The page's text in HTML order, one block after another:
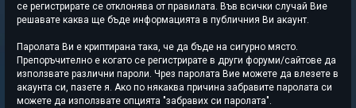
се регистрирате се отклонява от правилата. Във всички случай Вие
решавате каква ще бъде информацията в публичния Ви акаунт.
Паролата Ви е криптирана така, че да бъде на сигурно място.
Препоръчително е когато се регистрирате в други форуми/сайтове да
използвате различни пароли. Чрез паролата Вие можете да влезете в
акаунта си, пазете я. Ако по някаква причина забравите паролата си
можете да използвате опцията "забравих си паролата".